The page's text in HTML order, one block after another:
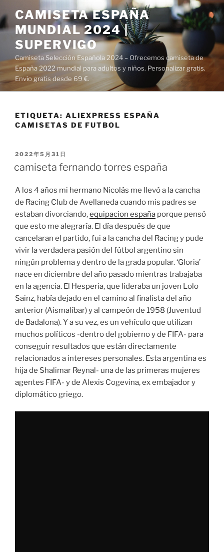
al
contenido
CAMISETA ESPAÑA
MUNDIAL 2024 |
SUPERVIGO
Camiseta Selección Española 2024 – Ofrecemos camiseta de
España 2022 mundial para adultos y niños. Personalizar gratis.
Envío gratis desde 69 €.
ETIQUETA: ALIEXPRESS ESPAÑA
CAMISETAS DE FUTBOL
PUBLICADO
2022年5月31日
camiseta fernando torres españa
A los 4 años mi hermano Nicolás me llevó a la cancha
de Racing Club de Avellaneda cuando mis padres se
estaban divorciando,equipacion españa porque pensó
que esto me alegraría. El día después de que
cancelaran el partido, fui a la cancha del Racing y pude
vivir la verdadera pasión del fútbol argentino sin
ningún problema y dentro de la grada popular. ‘Gloria’
nace en diciembre del año pasado mientras trabajaba
en la agencia. El Hesperia, que lideraba un joven Lolo
Sainz, había dejado en el camino al finalista del año
anterior (Aismalíbar) y al campeón de 1958 (Juventud
de Badalona). Y a su vez, es un vehículo que utilizan
muchos políticos -dentro del gobierno y de FIFA- para
conseguir resultados que están directamente
relacionados a intereses personales. Esta argentina es
hija de Shalimar Reynal- una de las primeras mujeres
agentes FIFA- y de Alexis Cogevina, ex embajador y
diplomático griego.